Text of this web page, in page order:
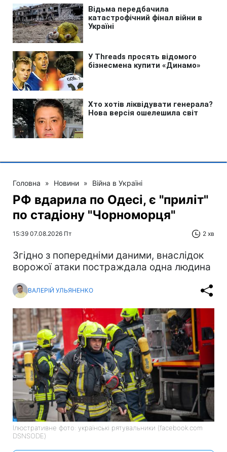
Головна » Новини » Війна в Україні
РФ вдарила по Одесі, є "приліт"
по стадіону "Чорноморця"
15:39 07.08.2026 Пт 2 хв
Згідно з попередніми даними, внаслідок
ворожої атаки постраждала одна людина
ВАЛЕРІЙ УЛЬЯНЕНКО
Ілюстративне фото: українські рятувальники (facebook.com
DSNSODE)